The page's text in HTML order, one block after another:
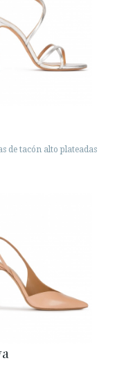
de tacón alto plateadas